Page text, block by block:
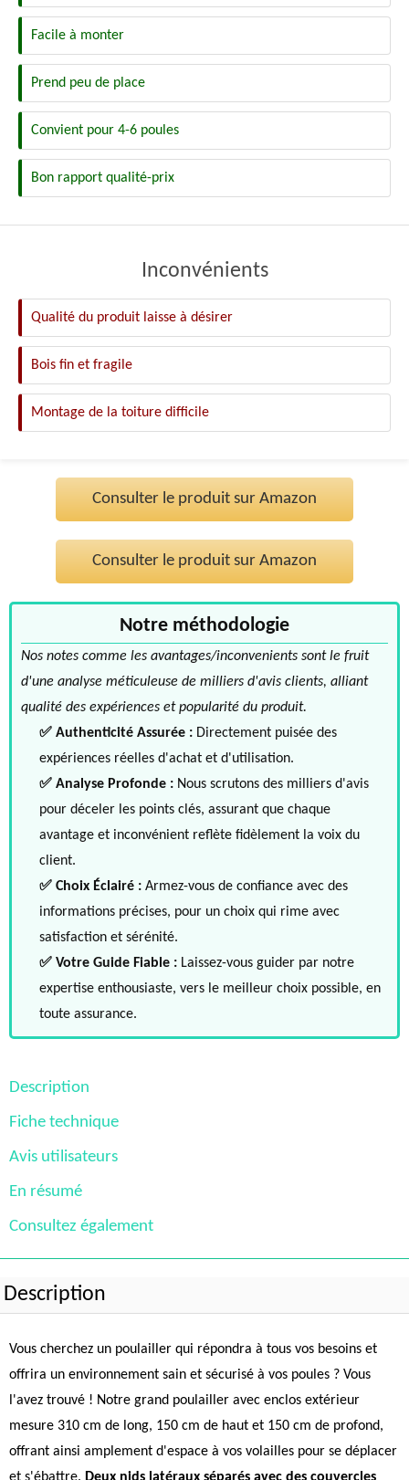
Facile à monter
Prend peu de place
Convient pour 4-6 poules
Bon rapport qualité-prix
Inconvénients
Qualité du produit laisse à désirer
Bois fin et fragile
Montage de la toiture difficile
Consulter le produit sur Amazon
Consulter le produit sur Amazon
Notre méthodologie
Nos notes comme les avantages/inconvenients sont le fruit
d'une analyse méticuleuse de milliers d'avis clients, alliant
qualité des expériences et popularité du produit.
✅ Authenticité Assurée : Directement puisée des
expériences réelles d'achat et d'utilisation.
✅ Analyse Profonde : Nous scrutons des milliers d'avis
pour déceler les points clés, assurant que chaque
avantage et inconvénient reflète fidèlement la voix du
client.
✅ Choix Éclairé : Armez-vous de confiance avec des
informations précises, pour un choix qui rime avec
satisfaction et sérénité.
✅ Votre Guide Fiable : Laissez-vous guider par notre
expertise enthousiaste, vers le meilleur choix possible, en
toute assurance.
Description
Fiche technique
Avis utilisateurs
En résumé
Consultez également
Description
Vous cherchez un poulailler qui répondra à tous vos besoins et
offrira un environnement sain et sécurisé à vos poules ? Vous
l'avez trouvé ! Notre grand poulailler avec enclos extérieur
mesure 310 cm de long, 150 cm de haut et 150 cm de profond,
offrant ainsi amplement d'espace à vos volailles pour se déplacer